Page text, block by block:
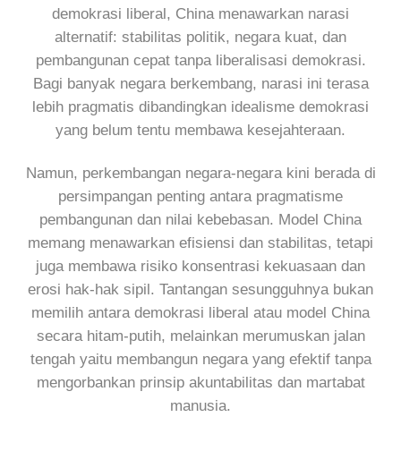
demokrasi liberal, China menawarkan narasi
alternatif: stabilitas politik, negara kuat, dan
pembangunan cepat tanpa liberalisasi demokrasi.
Bagi banyak negara berkembang, narasi ini terasa
lebih pragmatis dibandingkan idealisme demokrasi
yang belum tentu membawa kesejahteraan.
Namun, perkembangan negara-negara kini berada di
persimpangan penting antara pragmatisme
pembangunan dan nilai kebebasan. Model China
memang menawarkan efisiensi dan stabilitas, tetapi
juga membawa risiko konsentrasi kekuasaan dan
erosi hak-hak sipil. Tantangan sesungguhnya bukan
memilih antara demokrasi liberal atau model China
secara hitam-putih, melainkan merumuskan jalan
tengah yaitu membangun negara yang efektif tanpa
mengorbankan prinsip akuntabilitas dan martabat
manusia.